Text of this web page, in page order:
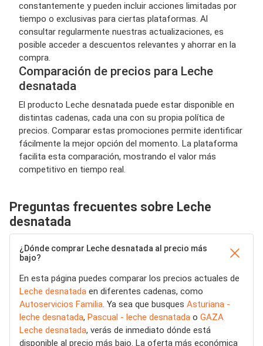
constantemente y pueden incluir acciones limitadas por
tiempo o exclusivas para ciertas plataformas. Al
consultar regularmente nuestras actualizaciones, es
posible acceder a descuentos relevantes y ahorrar en la
compra.
Comparación de precios para Leche
desnatada
El producto Leche desnatada puede estar disponible en
distintas cadenas, cada una con su propia política de
precios. Comparar estas promociones permite identificar
fácilmente la mejor opción del momento. La plataforma
facilita esta comparación, mostrando el valor más
competitivo en tiempo real.
Preguntas frecuentes sobre Leche
desnatada
¿Dónde comprar Leche desnatada al precio más
bajo?
En esta página puedes comparar los precios actuales de
Leche desnatada en diferentes cadenas, como
Autoservicios Familia. Ya sea que busques Asturiana -
leche desnatada, Pascual - leche desnatada o GAZA
Leche desnatada, verás de inmediato dónde está
disponible al precio más bajo. La oferta más económica